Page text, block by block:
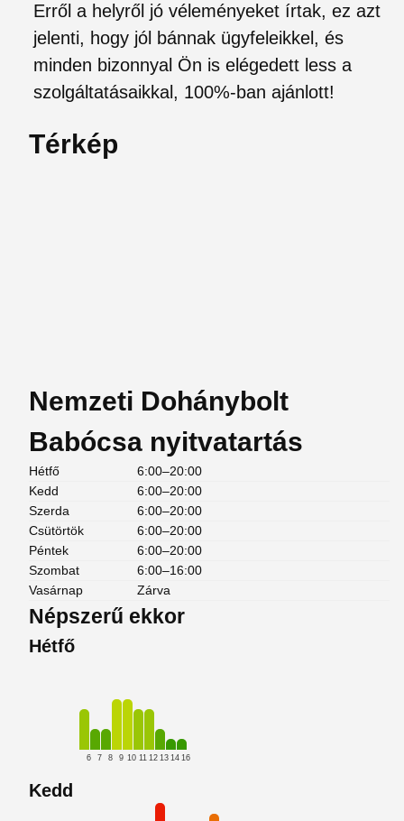
Erről a helyről jó véleményeket írtak, ez azt
jelenti, hogy jól bánnak ügyfeleikkel, és
minden bizonnyal Ön is elégedett less a
szolgáltatásaikkal, 100%-ban ajánlott!
Térkép
Nemzeti Dohánybolt
Babócsa nyitvatartás
Hétfő
6:00–20:00
Kedd
6:00–20:00
Szerda
6:00–20:00
Csütörtök
6:00–20:00
Péntek
6:00–20:00
Szombat
6:00–16:00
Vasárnap
Zárva
Népszerű ekkor
Hétfő
6 7 8 9 10 11 12 13 14 16
Kedd